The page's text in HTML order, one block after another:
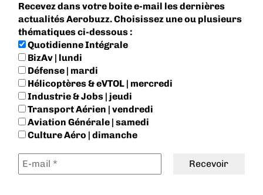
Recevez dans votre boite e-mail les dernières
actualités Aerobuzz. Choisissez une ou plusieurs
thématiques ci-dessous :
Quotidienne Intégrale
BizAv | lundi
Défense | mardi
Hélicoptères & eVTOL | mercredi
Industrie & Jobs | jeudi
Transport Aérien | vendredi
Aviation Générale | samedi
Culture Aéro | dimanche